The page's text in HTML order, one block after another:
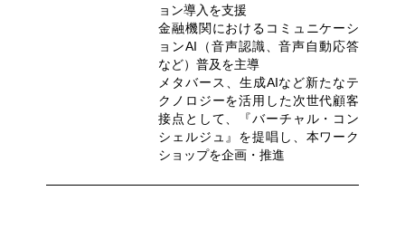
ョン導入を支援
金融機関におけるコミュニケーシ
ョンAI（音声認識、音声自動応答
など）普及を主導
メタバース、生成AIなど新たなテ
クノロジーを活用した次世代顧客
接点として、『バーチャル・コン
シェルジュ』を提唱し、本ワーク
ショップを企画・推進